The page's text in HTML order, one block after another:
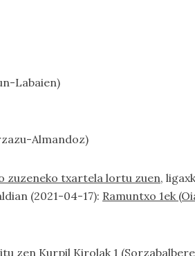
Labaien)
Almandoz)
zuzeneko txartela lortu zuen,
(2021-04-17): Ramuntxo 1ek
zen Kurpil Kirolak 1